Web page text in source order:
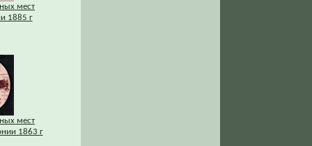
мест
1885 г
мест
1863 г